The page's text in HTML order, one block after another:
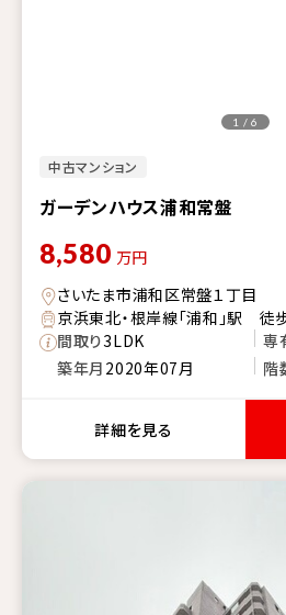
中古マンション
ガーデンハウス浦和常盤
1 / 6
8,580 万円
さいたま市浦和区常盤１丁目
京浜東北・根岸線「浦和」駅 徒
間取り3LDK 専
築年月 2020年07月 階
詳細を見る